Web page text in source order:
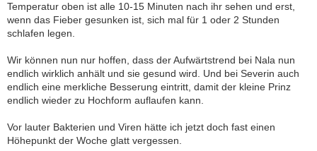
Temperatur oben ist alle 10-15 Minuten nach ihr sehen und erst,
wenn das Fieber gesunken ist, sich mal für 1 oder 2 Stunden
schlafen legen.
Wir können nun nur hoffen, dass der Aufwärtstrend bei Nala nun
endlich wirklich anhält und sie gesund wird. Und bei Severin auch
endlich eine merkliche Besserung eintritt, damit der kleine Prinz
endlich wieder zu Hochform auflaufen kann.
Vor lauter Bakterien und Viren hätte ich jetzt doch fast einen
Höhepunkt der Woche glatt vergessen.